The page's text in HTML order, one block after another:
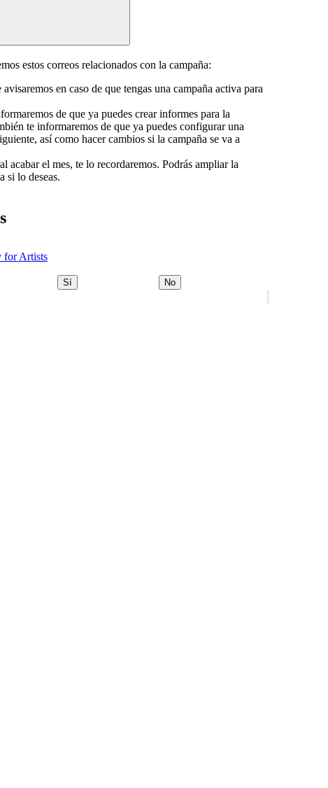
estos correos relacionados con la campaña:
en caso de que tengas una campaña activa para
de que ya puedes crear informes para la
te informaremos de que ya puedes configurar una
así como hacer cambios si la campaña se va a
acabar el mes, te lo recordaremos. Podrás ampliar la
si lo deseas.
for Artists
Sí No